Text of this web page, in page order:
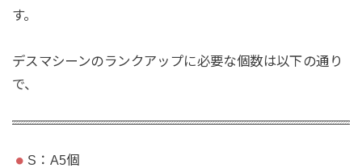
す。
デスマシーンのランクアップに必要な個数は以下の通り
で、
S：A5個